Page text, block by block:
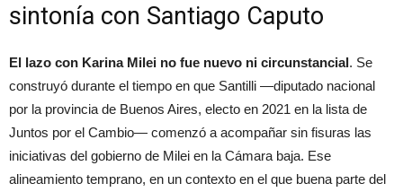
sintonía con Santiago Caputo
El lazo con Karina Milei no fue nuevo ni circunstancial. Se
construyó durante el tiempo en que Santilli —diputado nacional
por la provincia de Buenos Aires, electo en 2021 en la lista de
Juntos por el Cambio— comenzó a acompañar sin fisuras las
iniciativas del gobierno de Milei en la Cámara baja. Ese
alineamiento temprano, en un contexto en el que buena parte del